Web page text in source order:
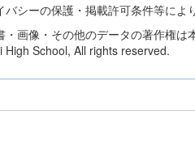
シーの保護・掲載許可条件等によ
画像・その他のデータの著作権は
School, All rights reserved.